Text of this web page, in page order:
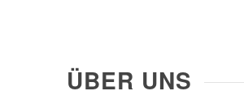
ÜBER UNS